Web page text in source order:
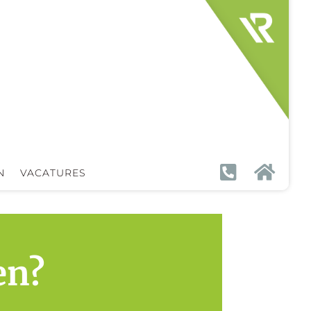
VACATURES  